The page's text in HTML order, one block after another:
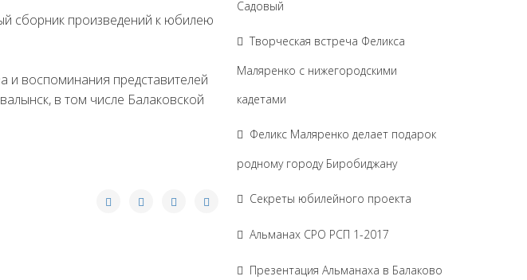
сборник произведений к юбилею
воспоминания представителей
в том числе Балаковской
Садовый
Творческая встреча Феликса
Маляренко с нижегородскими
кадетами
Феликс Маляренко делает подарок
родному городу Биробиджану
Секреты юбилейного проекта
Альманах СРО РСП 1-2017
Презентация Альманаха в Балаково